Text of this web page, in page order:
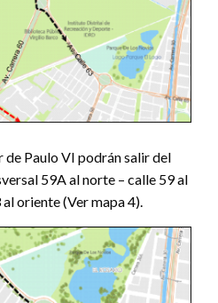
de Paulo VI podrán salir del
59A al norte – calle 59 al
oriente (Ver mapa 4).